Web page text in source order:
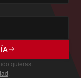
quieras.